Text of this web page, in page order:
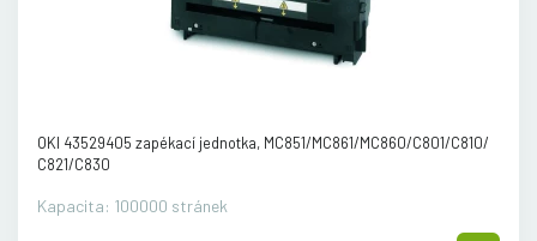
OKI 43529405 zapékací jednotka, MC851/MC861/MC860/C801/C810/
C821/C830
Kapacita: 100000 stránek